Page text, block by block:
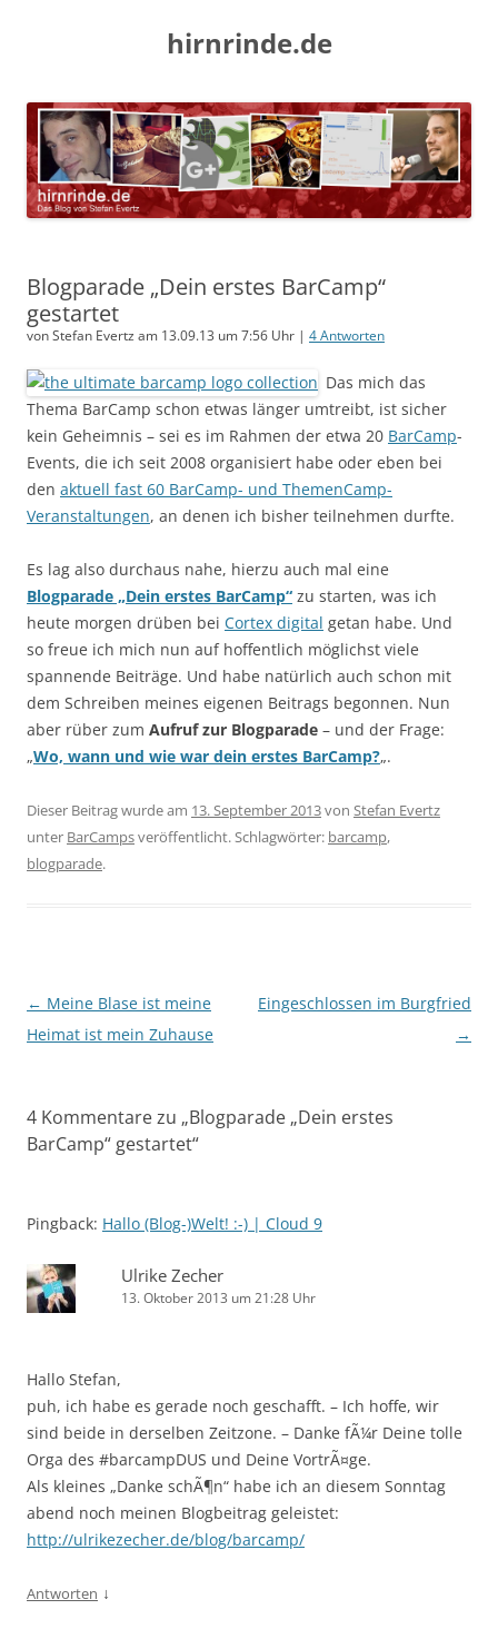
hirnrinde.de
Blogparade „Dein erstes BarCamp“
gestartet
von Stefan Evertz am 13.09.13 um 7:56 Uhr | 4 Antworten
Das mich das
Thema BarCamp schon etwas länger umtreibt, ist sicher
kein Geheimnis – sei es im Rahmen der etwa 20 BarCamp-
Events, die ich seit 2008 organisiert habe oder eben bei
den aktuell fast 60 BarCamp- und ThemenCamp-
Veranstaltungen, an denen ich bisher teilnehmen durfte.
Es lag also durchaus nahe, hierzu auch mal eine
Blogparade „Dein erstes BarCamp“ zu starten, was ich
heute morgen drüben bei Cortex digital getan habe. Und
so freue ich mich nun auf hoffentlich möglichst viele
spannende Beiträge. Und habe natürlich auch schon mit
dem Schreiben meines eigenen Beitrags begonnen. Nun
aber rüber zum Aufruf zur Blogparade – und der Frage:
„Wo, wann und wie war dein erstes BarCamp?„.
Dieser Beitrag wurde am 13. September 2013von Stefan Evertz
unter BarCampsveröffentlicht. Schlagwörter: barcamp,
blogparade.
Beitragsnavigation
← Meine Blase ist meine
Heimat ist mein Zuhause
Eingeschlossen im Burgfried
→
4 Kommentare zu „Blogparade „Dein erstes
BarCamp“ gestartet“
Pingback: Hallo (Blog-)Welt! :-) | Cloud 9
Ulrike Zecher
13. Oktober 2013 um 21:28 Uhr
Hallo Stefan,
puh, ich habe es gerade noch geschafft. – Ich hoffe, wir
sind beide in derselben Zeitzone. – Danke fÃ¼r Deine tolle
Orga des #barcampDUS und Deine VortrÃ¤ge.
Als kleines „Danke schÃ¶n“ habe ich an diesem Sonntag
abend noch meinen Blogbeitrag geleistet:
http://ulrikezecher.de/blog/barcamp/
Antworten ↓